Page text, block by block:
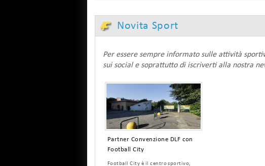
Novita Sport
Per essere sempre informato sulle attività
sui social e soprattutto di iscriverti alla nostra
Partner Convenzione DLF con
Football City
Football City è il centro sportivo,